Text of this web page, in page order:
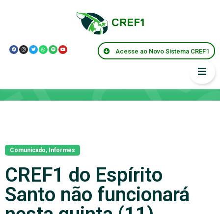
Acesse ao Novo Sistema CREF1
Comunicado, Informes
CREF1 do Espírito
Santo não funcionará